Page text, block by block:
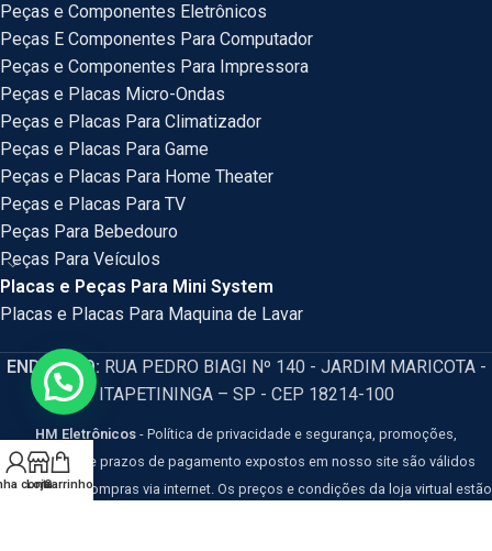
Peças e Componentes Eletrônicos
Peças E Componentes Para Computador
Peças e Componentes Para Impressora
Peças e Placas Micro-Ondas
Peças e Placas Para Climatizador
Peças e Placas Para Game
Peças e Placas Para Home Theater
Peças e Placas Para TV
Peças Para Bebedouro
Peças Para Veículos
Placas e Peças Para Mini System
Placas e Placas Para Maquina de Lavar
ENDEREÇO: RUA PEDRO BIAGI Nº 140 - JARDIM MARICOTA -
ITAPETININGA – SP - CEP 18214-100
HM Eletrônicos - Política de privacidade e segurança, promoções,
descontos e prazos de pagamento expostos em nosso site são válidos
apenas para compras via internet. Os preços e condições da loja virtual estão
conta
LojaCarrinho